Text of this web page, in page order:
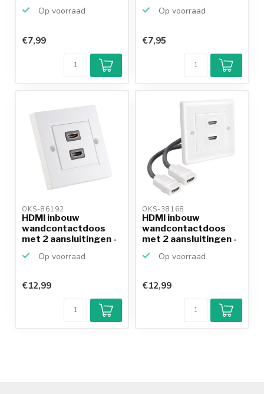
Op voorraad
€7,99
Op voorraad
€7,95
OKS-86192
HDMI inbouw
wandcontactdoos
met 2 aansluitingen -
Op voorraad
€12,99
OKS-38168
HDMI inbouw
wandcontactdoos
met 2 aansluitingen -
Op voorraad
€12,99